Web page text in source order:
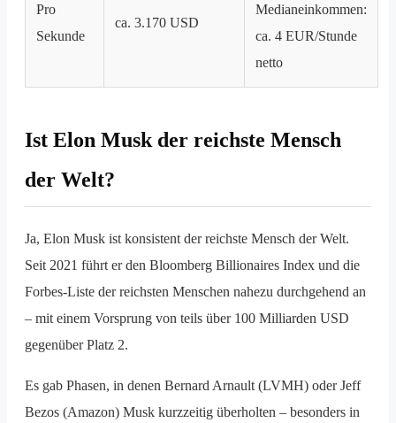
Pro
Sekunde
ca. 3.170 USD
Medianeinkommen:
ca. 4 EUR/Stunde
netto
Ist Elon Musk der reichste Mensch
der Welt?
Ja, Elon Musk ist konsistent der reichste Mensch der Welt.
Seit 2021 führt er den Bloomberg Billionaires Index und die
Forbes-Liste der reichsten Menschen nahezu durchgehend an
– mit einem Vorsprung von teils über 100 Milliarden USD
gegenüber Platz 2.
Es gab Phasen, in denen Bernard Arnault (LVMH) oder Jeff
Bezos (Amazon) Musk kurzzeitig überholten – besonders in